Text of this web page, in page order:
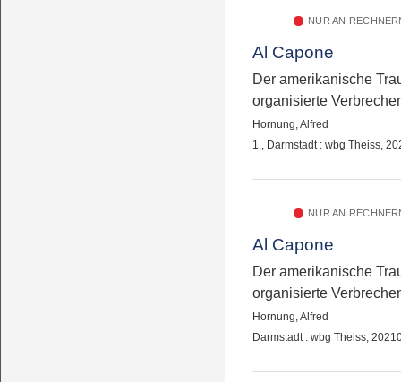
NUR AN
Al Capone
Der amerikanische
organisierte
Hornung, Alfred
1., Darmstadt : wbg Theiss,
NUR AN
Al Capone
Der amerikanische
organisierte
Hornung, Alfred
Darmstadt : wbg Theiss,